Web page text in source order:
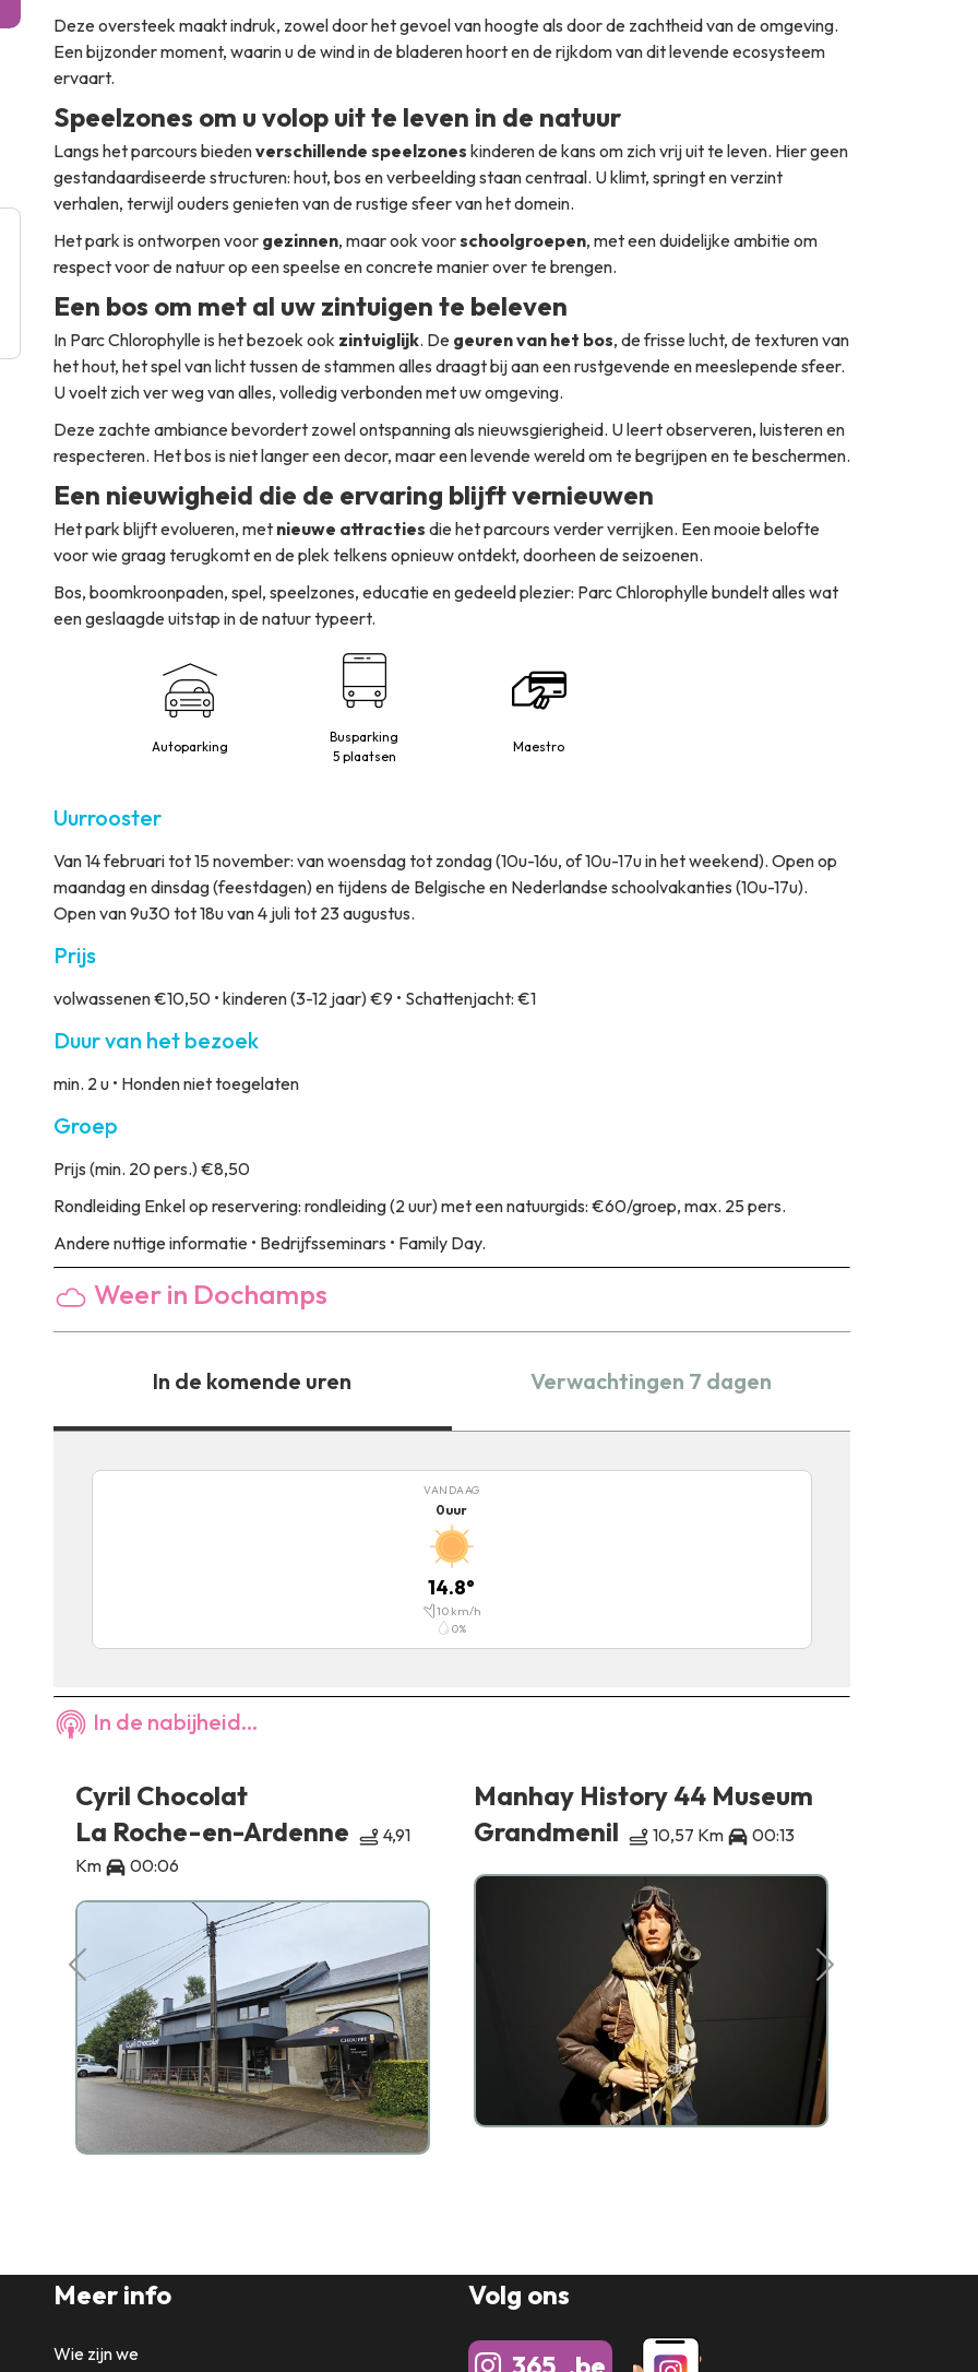
Deze oversteek maakt indruk, zowel door het gevoel van hoogte als door de zachtheid van de omgeving.
Een bijzonder moment, waarin u de wind in de bladeren hoort en de rijkdom van dit levende ecosysteem
ervaart.
Speelzones om u volop uit te leven in de natuur
Langs het parcours biedenverschillende speelzones kinderen de kans om zich vrij uit te leven. Hier geen
gestandaardiseerde structuren: hout, bos en verbeelding staan centraal. U klimt, springt en verzint
verhalen, terwijl ouders genieten van de rustige sfeer van het domein.
Het park is ontworpen voor gezinnen, maar ook voorschoolgroepen, met een duidelijke ambitie om
respect voor de natuur op een speelse en concrete manier over te brengen.
Een bos om met al uw zintuigen te beleven
In Parc Chlorophylle is het bezoek ook zintuiglijk. De geuren van het bos, de frisse lucht, de texturen van
het hout, het spel van licht tussen de stammen alles draagt bij aan een rustgevende en meeslepende sfeer.
U voelt zich ver weg van alles, volledig verbonden met uw omgeving.
Deze zachte ambiance bevordert zowel ontspanning als nieuwsgierigheid. U leert observeren, luisteren en
respecteren. Het bos is niet langer een decor, maar een levende wereld om te begrijpen en te beschermen.
Een nieuwigheid die de ervaring blijft vernieuwen
Het park blijft evolueren, met nieuwe attracties die het parcours verder verrijken. Een mooie belofte
voor wie graag terugkomt en de plek telkens opnieuw ontdekt, doorheen de seizoenen.
Bos, boomkroonpaden, spel, speelzones, educatie en gedeeld plezier: Parc Chlorophylle bundelt alles wat
een geslaagde uitstap in de natuur typeert.
Autoparking
Busparking
5 plaatsen
Maestro
Uurrooster
Van 14 februari tot 15 november: van woensdag tot zondag (10u-16u, of 10u-17u in het weekend). Open op
maandag en dinsdag (feestdagen) en tijdens de Belgische en Nederlandse schoolvakanties (10u-17u).
Open van 9u30 tot 18u van 4 juli tot 23 augustus.
Prijs
volwassenen €10,50 • kinderen (3-12 jaar) €9 • Schattenjacht: €1
Duur van het bezoek
min. 2 u • Honden niet toegelaten
Groep
Prijs (min. 20 pers.) €8,50
RondleidingEnkel op reservering: rondleiding (2 uur) met een natuurgids: €60/groep, max. 25 pers.
Andere nuttige informatie• Bedrijfsseminars • Family Day.
Weer in Dochamps
In de komende uren Verwachtingen 7 dagen
VANDAAG
0uur
14.8°
10km/h
0%
In de nabijheid...
Cyril Chocolat
La Roche-en-Ardenne
4,91
Km
00:06
Manhay History 44 Museum
Grandmenil
10,57 Km 00:13
Meer info
Wie zijn we
Volg ons
365_.be